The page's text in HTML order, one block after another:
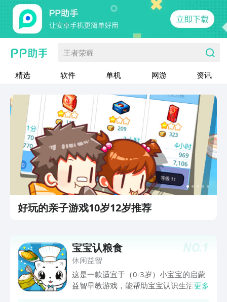
王者荣耀
精选 软件 单机 网游 资讯
好玩的亲子游戏10岁12岁推荐
NO.1
宝宝认粮食
休闲益智
这是一款适宜于（0-3岁）小宝宝的启蒙
益智早教游戏，能帮助宝宝认识生活中常
更多